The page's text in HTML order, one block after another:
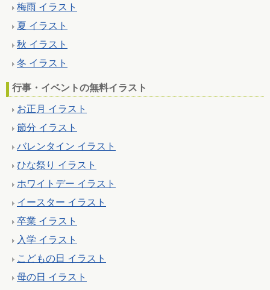
梅雨 イラスト
夏 イラスト
秋 イラスト
冬 イラスト
行事・イベントの無料イラスト
お正月 イラスト
節分 イラスト
バレンタイン イラスト
ひな祭り イラスト
ホワイトデー イラスト
イースター イラスト
卒業 イラスト
入学 イラスト
こどもの日 イラスト
母の日 イラスト